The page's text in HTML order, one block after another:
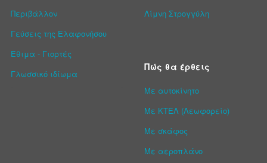
Περιβάλλον
Γεύσεις της Ελαφονήσου
Έθιμα - Γιορτές
Γλωσσικό ιδίωμα
Λίμνη Στρογγύλη
Πώς θα έρθεις
Με αυτοκίνητο
Με ΚΤΕΛ (Λεωφορείο)
Με σκάφος
Με αεροπλάνο